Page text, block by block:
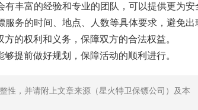
丰富的经验和专业的团队，可以提供更为安
务的时间、地点、人数等具体要求，避免出
的权利和义务，保障双方的合法权益。
提前做好规划，保障活动的顺利进行。
性，并请附上文章来源（星火特卫保镖公司）及本